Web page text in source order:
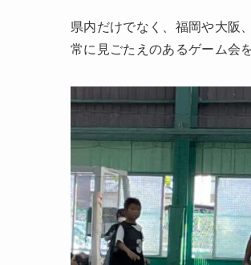
県内だけでなく、福岡や大阪
常に見ごたえのあるゲーム会